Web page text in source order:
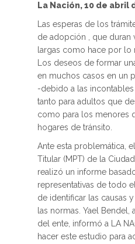
La Nación, 10 de abril
Las esperas de los
de adopción , que duran
largas como hace por lo
Los deseos de formar
en muchos casos en un
-debido a las
tanto para adultos que
como para los menores
hogares de tránsito.
Ante esta problemática,
Titular (MPT) de la
realizó un informe
representativas de todo
de identificar las causas
las normas. Yael Bendel,
del ente, informó a LA
hacer este estudio para